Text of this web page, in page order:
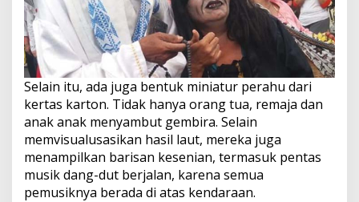
Selain itu, ada juga bentuk miniatur perahu dari
kertas karton. Tidak hanya orang tua, remaja dan
anak anak menyambut gembira. Selain
memvisualusasikan hasil laut, mereka juga
menampilkan barisan kesenian, termasuk pentas
musik dang-dut berjalan, karena semua
pemusiknya berada di atas kendaraan.